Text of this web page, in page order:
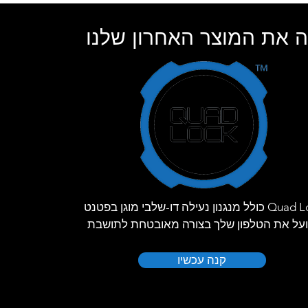
את המוצר האחרון שלנו
Quad Lock כולל מנגנון נעילה דו-שלבי מוגן בפטנט
את הטלפון שלך בצורה מאובטחת לתושבת
קנה עכשיו